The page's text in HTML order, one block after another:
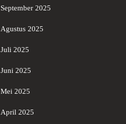
September 2025
Agustus 2025
Juli 2025
Juni 2025
Mei 2025
April 2025